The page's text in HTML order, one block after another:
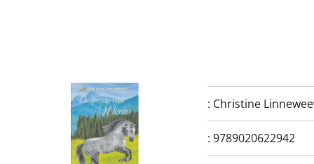
: Christine
: 9789020622942